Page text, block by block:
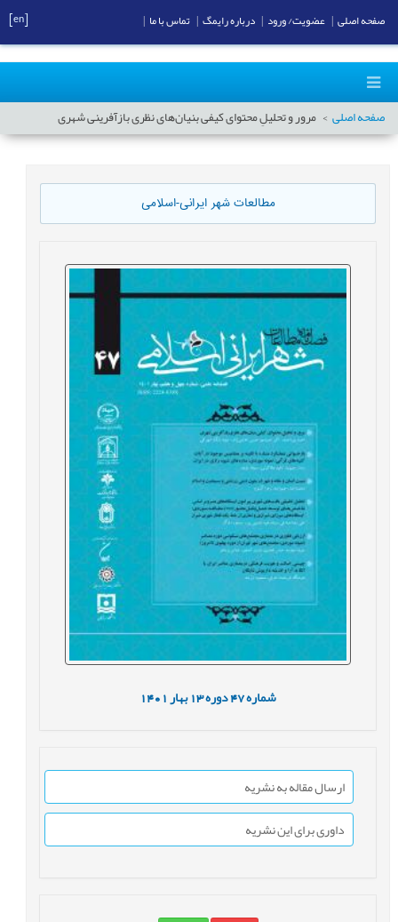
صفحه اصلی مرور و تحلیلِ محتوای کیفی بنیان‌های نظری بازآفرینی شهری
مطالعات شهر ایرانی-اسلامی
شماره47 دوره13 بهار1401
ارسال مقاله به نشریه
داوری برای این نشریه
صفحه اصلی عضویت/ ورود درباره رایمگ تماس با ما